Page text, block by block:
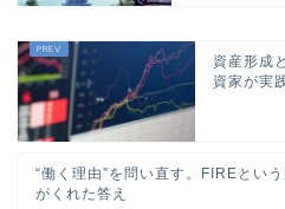
資産形成
資家が実
“働く理由”を問い直す。FIREという
がくれた答え